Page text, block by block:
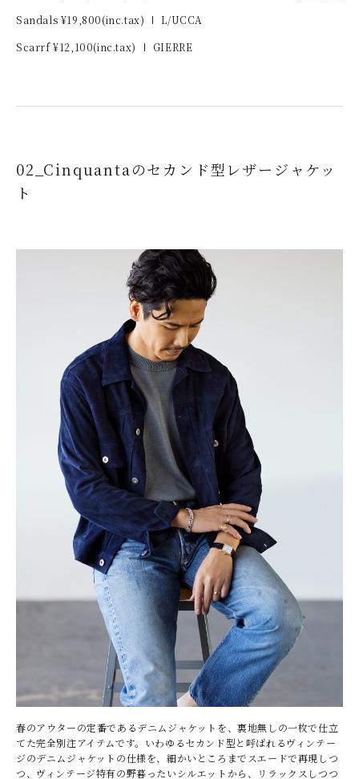
Sandals ¥19,800(inc.tax)
L/UCCA
Scarrf ¥12,100(inc.tax) GIERRE
02_Cinquantaのセカンド型レザージャケッ
ト
春のアウターの定番であるデニムジャケットを、裏地無しの一枚で仕立
てた完全別注アイテムです。いわゆるセカンド型と呼ばれるヴィンテー
ジのデニムジャケットの仕様を、細かいところまでスエードで再現しつ
つ、ヴィンテージ特有の野暮ったいシルエットから、リラックスしつつ